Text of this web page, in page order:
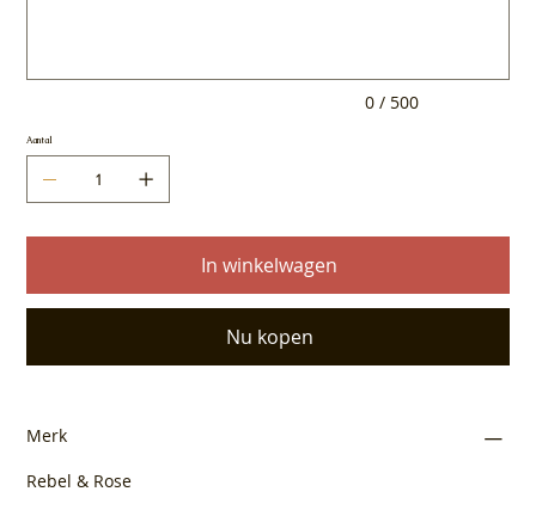
0 / 500
Aantal
In winkelwagen
Nu kopen
Merk
Rebel & Rose